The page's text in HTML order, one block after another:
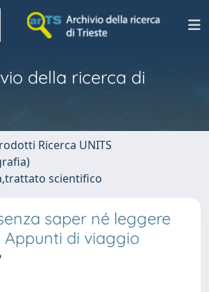
della ricerca di
Ricerca UNITS
scientifico
saper né leggere
Appunti di viaggio